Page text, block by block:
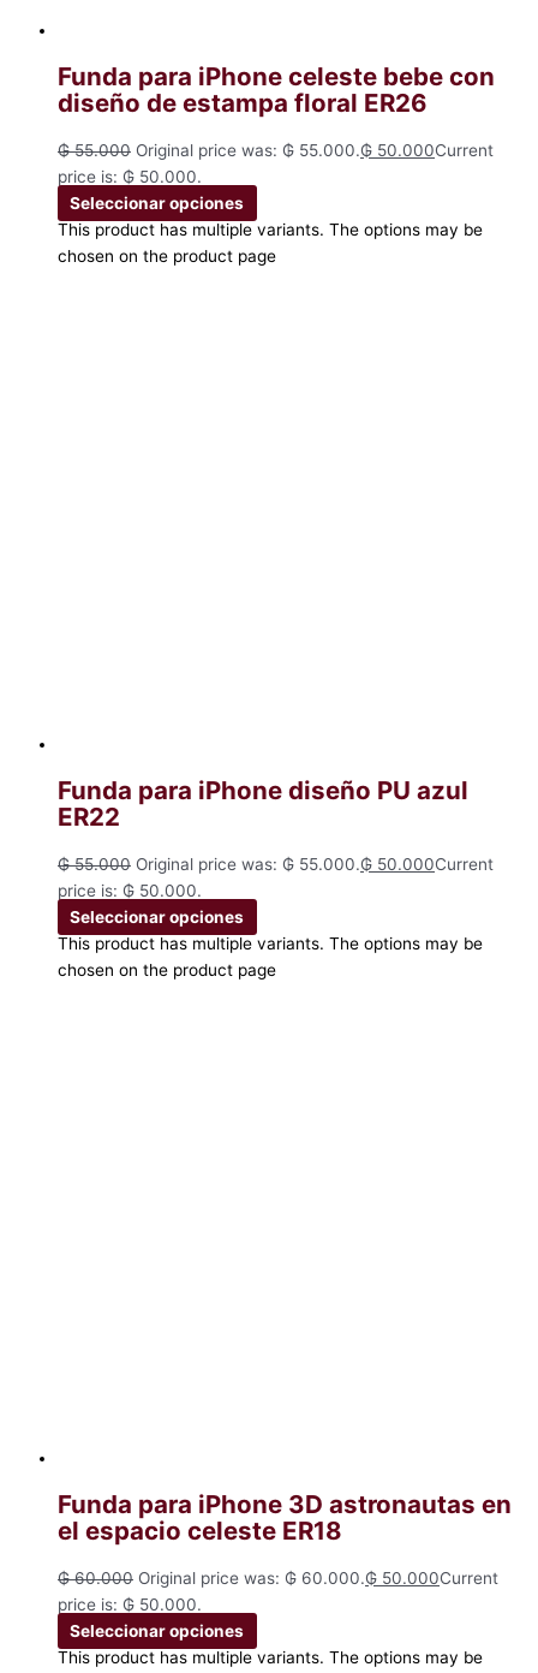
Funda para iPhone celeste bebe con
diseño de estampa floral ER26
₲55.000 Original price was: ₲ 55.000.₲ 50.000Current
price is: ₲ 50.000.
Seleccionar opciones
This product has multiple variants. The options may be
chosen on the product page
Funda para iPhone diseño PU azul
ER22
₲55.000 Original price was: ₲ 55.000.₲ 50.000Current
price is: ₲ 50.000.
Seleccionar opciones
This product has multiple variants. The options may be
chosen on the product page
Funda para iPhone 3D astronautas en
el espacio celeste ER18
₲60.000 Original price was: ₲ 60.000.₲ 50.000Current
price is: ₲ 50.000.
Seleccionar opciones
This product has multiple variants. The options may be